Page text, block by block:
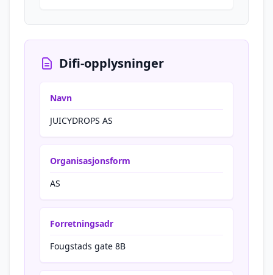
Difi-opplysninger
Navn
JUICYDROPS AS
Organisasjonsform
AS
Forretningsadr
Fougstads gate 8B